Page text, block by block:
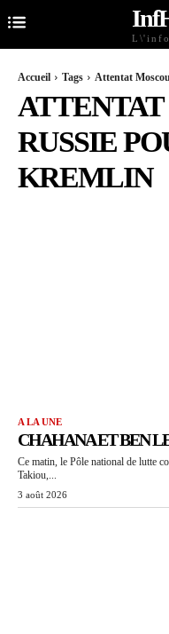
Accueil Tags Attentat
RUSSIE
KREMLIN
A LA UNE
CHAHANA ET BEN
Ce matin, le Pôle national de lutte
Takiou,...
3 août 2026